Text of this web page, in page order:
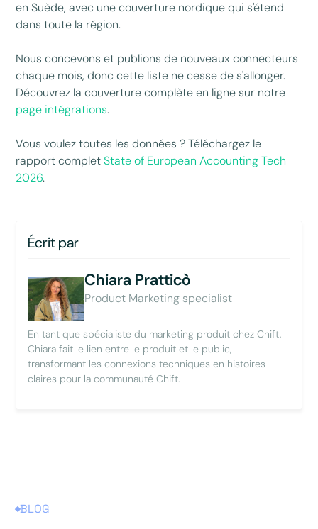
Écrit par
Chiara Pratticò
Product Marketing specialist
En tant que spécialiste du marketing produit chez Chift,
Chiara fait le lien entre le produit et le public,
transformant les connexions techniques en histoires
claires pour la communauté Chift.
en Suède, avec une couverture nordique qui s'étend
dans toute la région.
Nous concevons et publions de nouveaux connecteurs
chaque mois, donc cette liste ne cesse de s'allonger.
Découvrez la couverture complète en ligne sur notre
page intégrations.
Vous voulez toutes les données ? Téléchargez le
rapport completState of European Accounting Tech
2026.
BLOG